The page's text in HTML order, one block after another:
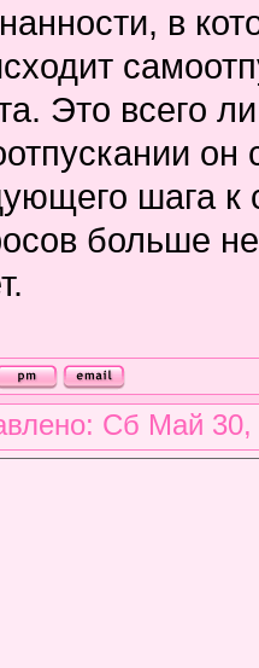
в
Это всего
он
шага к
больше
Сб Май 30,